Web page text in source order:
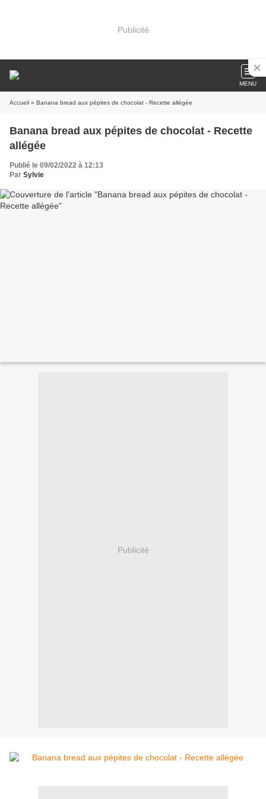
Publicité
MENU
Accueil » Banana bread aux pépites de chocolat - Recette allégée
Banana bread aux pépites de chocolat - Recette
allégée
Publié le 09/02/2022 à 12:13
Par Sylvie
Publicité